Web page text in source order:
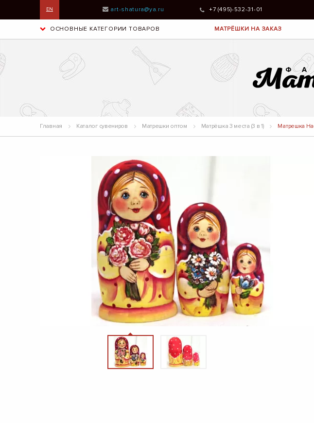
EN art-shatura@ya.ru +7 (495)-532-31-01
ОСНОВНЫЕ КАТЕГОРИИ ТОВАРОВ МАТРЁШКИ НА ЗАКАЗ
Главная Каталог сувениров Матрешки оптом Матрёшка 3 места (3 в 1) Матрешка